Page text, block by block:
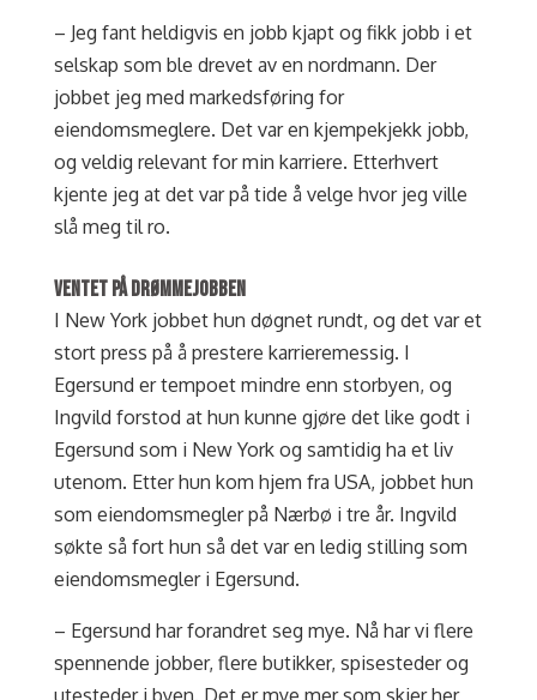
– Jeg fant heldigvis en jobb kjapt og fikk jobb i et
selskap som ble drevet av en nordmann. Der
jobbet jeg med markedsføring for
eiendomsmeglere. Det var en kjempekjekk jobb,
og veldig relevant for min karriere. Etterhvert
kjente jeg at det var på tide å velge hvor jeg ville
slå meg til ro.
VENTET PÅ DRØMMEJOBBEN
I New York jobbet hun døgnet rundt, og det var et
stort press på å prestere karrieremessig. I
Egersund er tempoet mindre enn storbyen, og
Ingvild forstod at hun kunne gjøre det like godt i
Egersund som i New York og samtidig ha et liv
utenom. Etter hun kom hjem fra USA, jobbet hun
som eiendomsmegler på Nærbø i tre år. Ingvild
søkte så fort hun så det var en ledig stilling som
eiendomsmegler i Egersund.
– Egersund har forandret seg mye. Nå har vi flere
spennende jobber, flere butikker, spisesteder og
utesteder i byen. Det er mye mer som skjer her